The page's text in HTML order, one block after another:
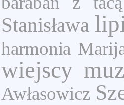
Stanisława
harmonia
wiejscy
Awłasowicz